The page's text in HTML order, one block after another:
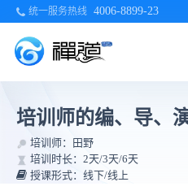
统一服务热线 4006-8899-23
培训师的编、导、
培训师：田野
培训时长：2天/3天/6天
授课形式：线下/线上